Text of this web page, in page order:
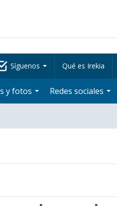
Síguenos Qué es Irekia
y fotos Redes sociales